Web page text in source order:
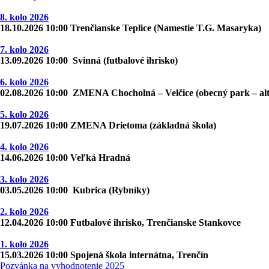
8. kolo 2026
18.10.2026 10:00 Trenčianske Teplice (Namestie T.G. Masaryka)
7. kolo 2026
13.09.2026 10:00 Svinná (futbalové ihrisko)
6. kolo 2026
02.08.2026 10:00 ZMENA Chocholná – Velčice (obecný park –
5. kolo 2026
19.07.2026 10:00 ZMENA Drietoma (základná škola)
4. kolo 2026
14.06.2026 10:00 Veľká Hradná
3. kolo 2026
03.05.2026 10:00 Kubrica (Rybníky)
2. kolo 2026
12.04.2026 10:00 Futbalové ihrisko, Trenčianske Stankovce
1. kolo 2026
15.03.2026 10:00 Spojená škola internátna, Trenčín
Pozvánka na vyhodnotenie 2025